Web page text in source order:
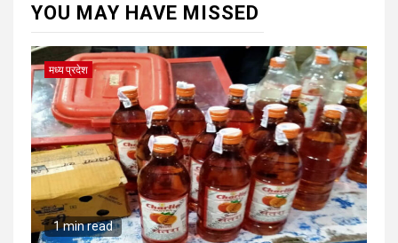
YOU MAY HAVE MISSED
मध्य प्रदेश
1 min read